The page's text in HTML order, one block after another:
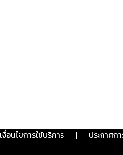
เงื่อนไขการใช้บริการ | ประกาศก